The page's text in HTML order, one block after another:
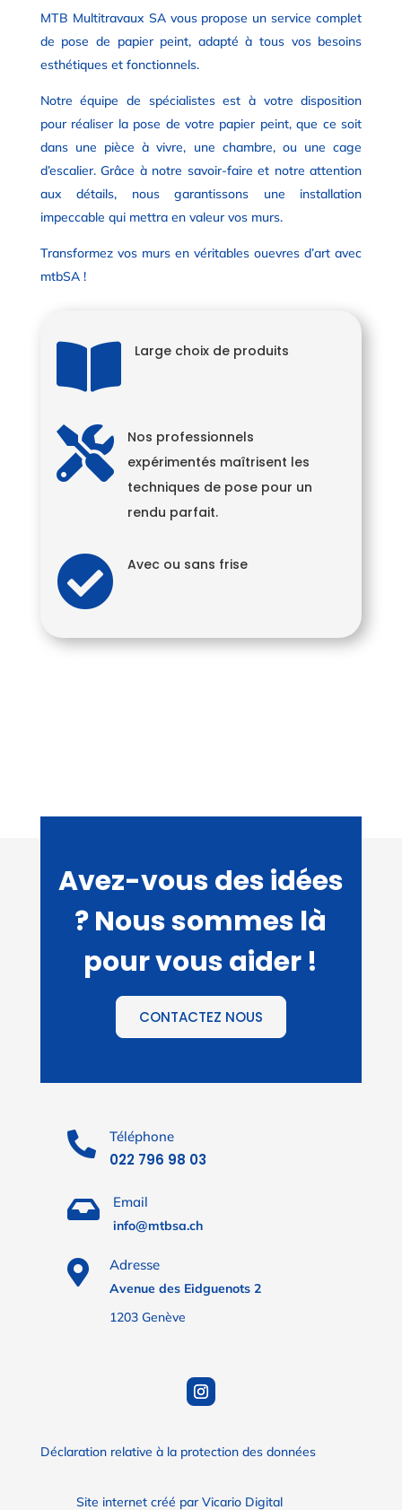
MTB Multitravaux SA vous propose un service complet
de pose de papier peint, adapté à tous vos besoins
esthétiques et fonctionnels.
Notre équipe de spécialistes est à votre disposition
pour réaliser la pose de votre papier peint, que ce soit
dans une pièce à vivre, une chambre, ou une cage
d’escalier. Grâce à notre savoir-faire et notre attention
aux détails, nous garantissons une installation
impeccable qui mettra en valeur vos murs.
Transformez vos murs en véritables ouevres d’art avec
mtbSA !
 Large choix de produits

Nos professionnels
expérimentés maîtrisent les
techniques de pose pour un
rendu parfait.
 Avec ou sans frise
Avez-vous des idées
? Nous sommes là
pour vous aider !
CONTACTEZ NOUS
 Téléphone
022 796 98 03
 Email
info@mtbsa.ch
 Adresse
Avenue des Eidguenots 2
1203 Genève
Déclaration relative à la protection des données
Site internet créé par Vicario Digital